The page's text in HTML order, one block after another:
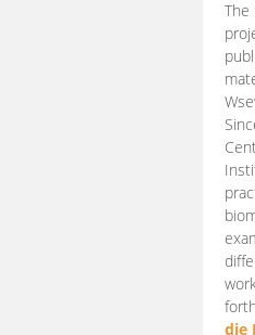
die